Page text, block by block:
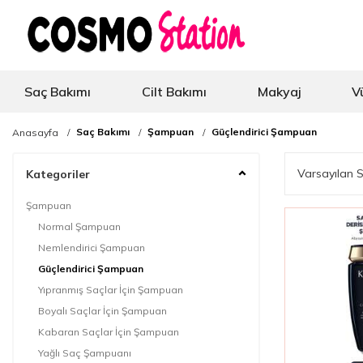
Saç Bakımı Cilt Bakımı Makyaj
Anasayfa Saç Bakımı Şampuan Güçlendirici Şampuan
Kategoriler
Şampuan
Normal Şampuan
Nemlendirici Şampuan
Güçlendirici Şampuan
Yıpranmış Saçlar İçin Şampuan
Boyalı Saçlar İçin Şampuan
Kabaran Saçlar İçin Şampuan
Yağlı Saç Şampuanı